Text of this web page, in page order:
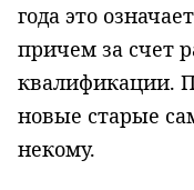
года это
причем за счет
квалификации.
новые старые
некому.